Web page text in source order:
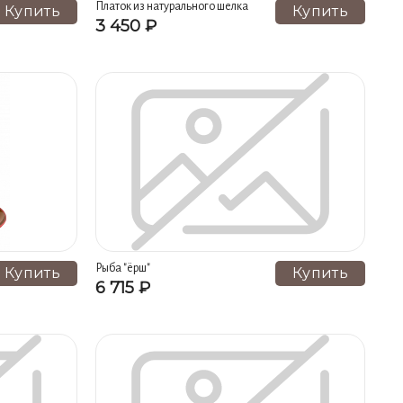
Коллекция "Заря" (9)
Коллекция "Контраст" (7)
Коллекция "Снегирь" (6)
(5) Матрешка хохломская (5)
Коллекция "Королевский синий" (3)
Купить Платок из натурального шелка
3 450 ₽
Купить
Купить Рыба "ёрш"
6 715 ₽
Купить